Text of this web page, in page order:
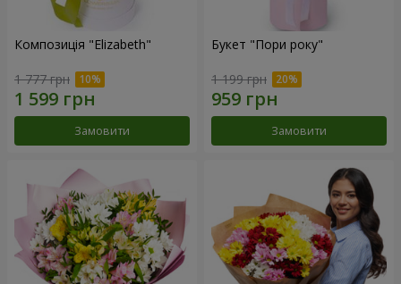
Композиція "Elizabeth"
1 777 грн
Замовити
Букет "Пори року"
1 199 грн
Замовити